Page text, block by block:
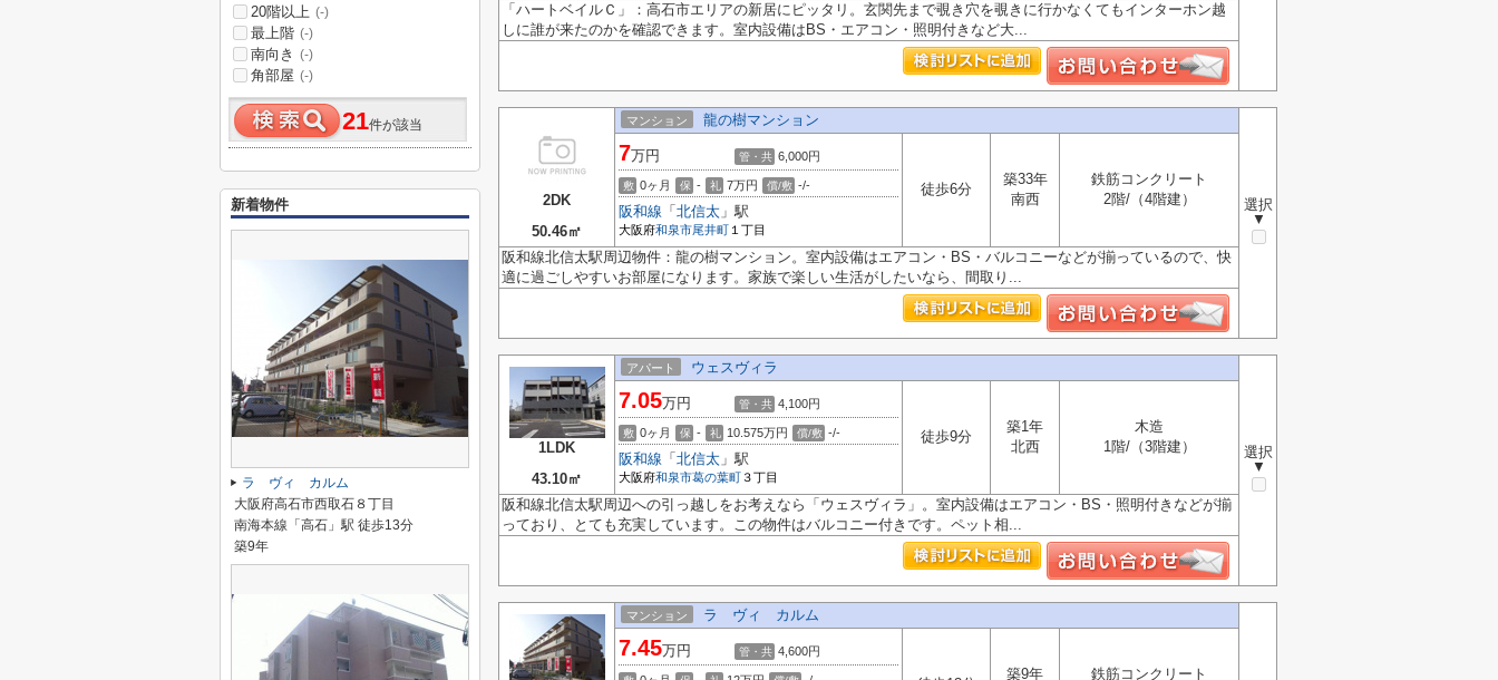
「ハートベイルＣ」：高石市エリアの新居にピッタリ。玄関先まで覗き穴を覗きに行かなくてもインターホン越
しに誰が来たのかを確認できます。室内設備はBS・エアコン・照明付きなど大...
2DK
50.46㎡
マンション 龍の樹マンション
選択
▼
7万円 管・共 6,000円
敷 0ヶ月 保 - 礼 7万円 償/敷 -/-
阪和線 「 北信太 」駅
大阪府和泉市尾井町 １丁目
徒歩6分
築33年
南西
鉄筋コンクリート
2階/（4階建）
阪和線北信太駅周辺物件：龍の樹マンション。室内設備はエアコン・BS・バルコニーなどが揃っているので、快
適に過ごしやすいお部屋になります。家族で楽しい生活がしたいなら、間取り...
1LDK
43.10㎡
アパート ウェスヴィラ
選択
▼
7.05万円 管・共 4,100円
敷 0ヶ月 保 - 礼 10.575万円 償/敷 -/-
阪和線 「 北信太 」駅
大阪府和泉市葛の葉町３丁目
徒歩9分
築1年
北西
木造
1階/（3階建）
阪和線北信太駅周辺への引っ越しをお考えなら「ウェスヴィラ」。室内設備はエアコン・BS・照明付きなどが揃
っており、とても充実しています。この物件はバルコニー付きです。ペット相...
マンション ラ ヴィ カルム
7.45万円 管・共 4,600円
築9年 鉄筋コンクリート
20階以上 (-)
最上階 (-)
南向き (-)
角部屋 (-)
21件が該当
新着物件
ラ ヴィ カルム
大阪府高石市西取石８丁目
南海本線「高石」駅 徒歩13分
築9年